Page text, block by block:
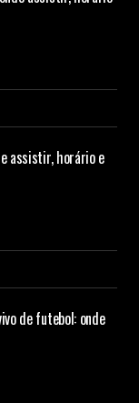
assistir, horário e
de futebol: onde